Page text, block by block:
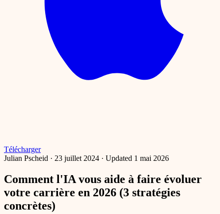
Télécharger
Julian Pscheid · 23 juillet 2024 · Updated 1 mai 2026
Comment l'IA vous aide à faire évoluer
votre carrière en 2026 (3 stratégies
concrètes)